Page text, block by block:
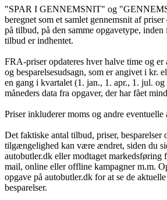
"SPAR I GENNEMSNIT" og
beregnet som et samlet gennemsnit af priser
på tilbud, på den samme opgavetype,
tilbud er indhentet.
FRA-priser opdateres hver halve time og
og besparelsesudsagn, som er angivet i kr.
en gang i kvartalet (1. jan., 1. apr., 1. jul. og
måneders data fra opgaver, der har fået
Priser inkluderer moms og andre eventuelle
Det faktiske antal tilbud, priser, besparelser
tilgængelighed kan være ændret, siden du
autobutler.dk eller modtaget markedsføring
mail, online eller offline kampagner m.m.
opgave på autobutler.dk for at se de
besparelser.